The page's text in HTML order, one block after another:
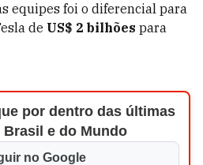
equipes foi o diferencial para
de US$ 2 bilhões para
por dentro das últimas
e do Mundo
no Google